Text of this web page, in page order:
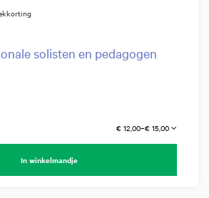
solisten en pedagogen
€ 12,00–€ 15,00
In winkelmandje